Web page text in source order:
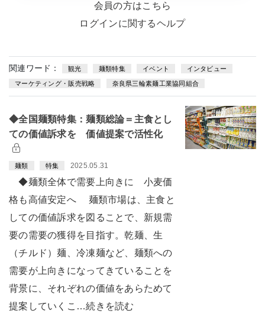
会員の方はこちら
ログインに関するヘルプ
関連ワード： 観光 麺類特集 イベント インタビュー
マーケティング・販売戦略 奈良県三輪素麺工業協同組合
◆全国麺類特集：麺類総論＝主食とし
ての価値訴求を 価値提案で活性化
麺類 特集 2025.05.31
◆麺類全体で需要上向きに 小麦価
格も高値安定へ 麺類市場は、主食と
しての価値訴求を図ることで、新規需
要の需要の獲得を目指す。乾麺、生
（チルド）麺、冷凍麺など、麺類への
需要が上向きになってきていることを
背景に、それぞれの価値をあらためて
提案していくこ…続きを読む